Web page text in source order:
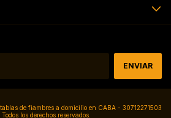
de fiambres a domicilio en CABA - 30712271503
los derechos reservados.